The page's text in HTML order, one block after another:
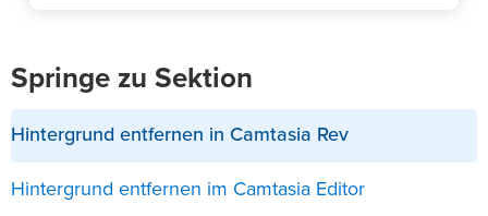
Springe zu Sektion
Hintergrund entfernen in Camtasia Rev
Hintergrund entfernen im Camtasia Editor